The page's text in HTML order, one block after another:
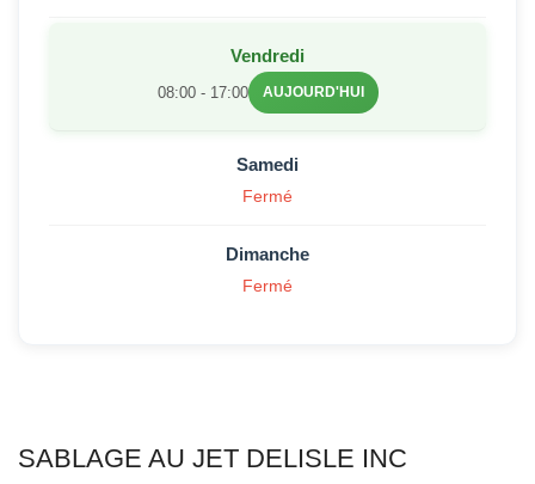
Vendredi
08:00 - 17:00 AUJOURD'HUI
Samedi
Fermé
Dimanche
Fermé